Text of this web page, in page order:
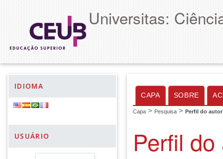
Universitas:
IDIOMA
USUÁRIO
CAPA SOBRE
Capa > Pesquisa > Perfil do autor
Perfil